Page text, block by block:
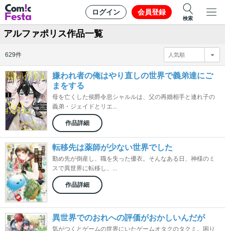
ログイン 会員登録
検索
アルファポリス作品一覧
629件
嫌われ者の俺はやり直しの世界で義弟達にご
まをする
母を亡くした侯爵令息シャルルは、父の再婚相手と連れ子の
義弟・ジェイドとリエ...
作品詳細
転移先は薬師が少ない世界でした
勤め先が倒産し、職を失った優衣。そんなある日、神様のミ
スで異世界に転移し、...
作品詳細
異世界でのおれへの評価がおかしいんだが
気がつくとゲームの世界にいたゲームオタクのタクミ。困り